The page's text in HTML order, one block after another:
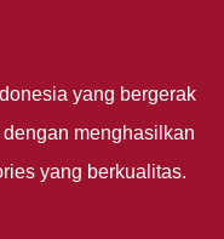
yang bergerak
menghasilkan
yang berkualitas.